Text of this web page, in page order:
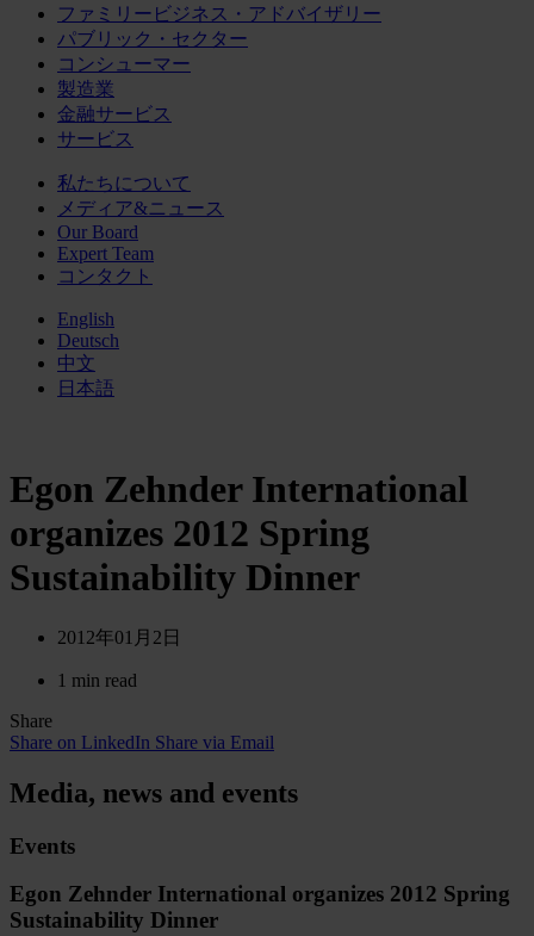
ファミリービジネス・アドバイザリー
パブリック・セクター
コンシューマー
製造業
金融サービス
サービス
私たちについて
メディア&ニュース
Our Board
Expert Team
コンタクト
English
Deutsch
中文
日本語
Egon Zehnder International
organizes 2012 Spring
Sustainability Dinner
2012年01月2日
1 min read
Share
Share on LinkedIn Share via Email
Media, news and events
Events
Egon Zehnder International organizes 2012 Spring
Sustainability Dinner